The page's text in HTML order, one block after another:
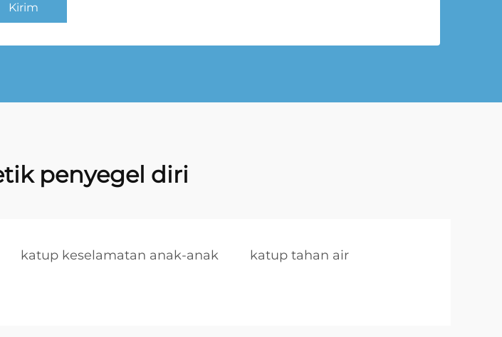
Kirim
penyegel diri
katup keselamatan anak-anak katup tahan air